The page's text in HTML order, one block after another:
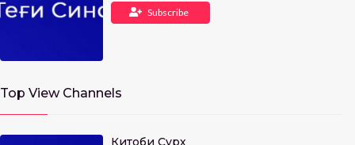
Subscribe
Top View Channels
Китоби Сурх